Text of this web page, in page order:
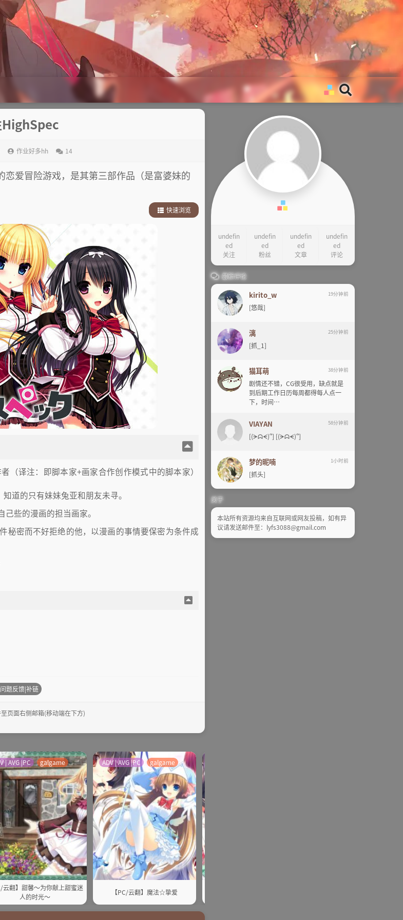
HighSpec
作业好多hh 14
恋爱冒险游戏，是其第三部作品（是富婆妹的
快速浏览
（译注：即脚本家+画家合作创作模式中的脚本家）
道的只有妹妹兔亚和朋友未寻。
些的漫画的担当画家。
秘密而不好拒绝的他，以漫画的事情要保密为条件成
问题反馈|补链
页面右侧邮箱(移动端在下方)
云翻】甜馨～为你献上甜蜜迷
人的时光～
| AVG |PC galgame
【PC/云翻】魔法☆挚爱
ADV | AVG |PC galgame
undefin
ed
关注
undefin
ed
粉丝
undefin
ed
文章
undefin
ed
评论
最新评论
kirito_w 19分钟前
[悠哉]
漓 25分钟前
[抓_1]
猫耳萌 38分钟前
剧情还不错，CG很受用，缺点就是
到后期工作日历每周都得每人点一
下，时间…
VIAYAN 58分钟前
[(ᗒᗣᗕ)՞] [(ᗒᗣᗕ)՞]
梦的昵喃 1小时前
[抓头]
关于
本站所有资源均来自互联网或网友投稿，如有异
议请发送邮件至：lyfs3088@gmail.com